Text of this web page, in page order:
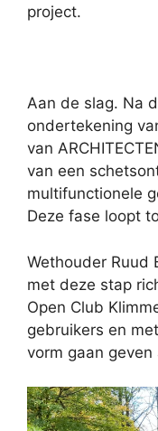
project.
Aan de slag. Na
ondertekening
van
van een
multifunctionele
Deze fase loopt
Wethouder Ruud
met deze stap
Open Club
gebruikers en
vorm gaan geven